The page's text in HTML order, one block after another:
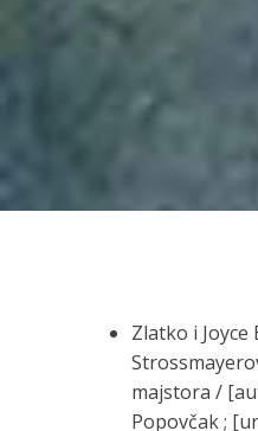
Zlatko i
majstora /
Popovčak ;